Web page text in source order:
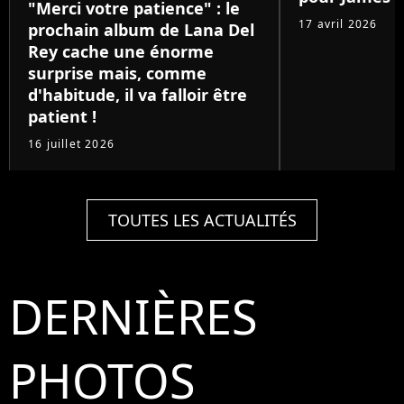
"Merci votre patience" : le
prochain album de Lana Del
Rey cache une énorme
surprise mais, comme
d'habitude, il va falloir être
patient !
16 juillet 2026
17 avril 2026
TOUTES LES ACTUALITÉS
DERNIÈRES
PHOTOS